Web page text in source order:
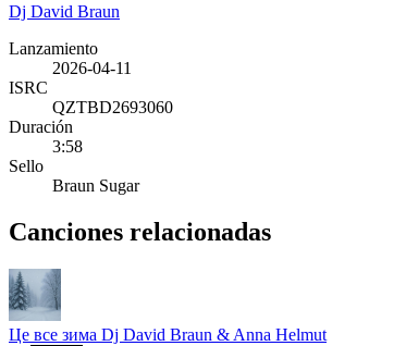
Dj David Braun
Lanzamiento
2026-04-11
ISRC
QZTBD2693060
Duración
3:58
Sello
Braun Sugar
Canciones relacionadas
Це все зима Dj David Braun & Anna Helmut